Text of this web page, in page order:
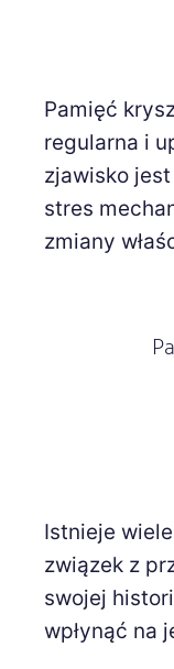
Pamięć
regularna i
zjawisko
stres
zmiany
Istnieje
związek z
swojej
wpłynąć na